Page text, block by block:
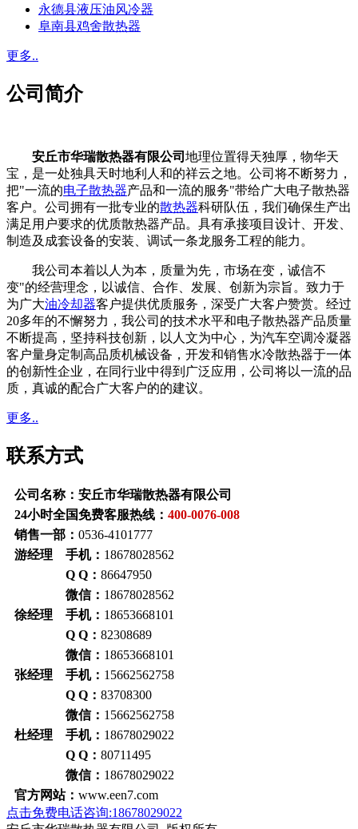
永德县液压油风冷器
阜南县鸡舍散热器
更多..
公司简介
安丘市华瑞散热器有限公司 地理位置得天独厚，物华天
宝，是一处独具天时地利人和的祥云之地。公司将不断努力，
把"一流的电子散热器产品和一流的服务"带给广大电子散热器
客户。公司拥有一批专业的散热器科研队伍，我们确保生产出
满足用户要求的优质散热器产品。具有承接项目设计、开发、
制造及成套设备的安装、调试一条龙服务工程的能力。
我公司本着以人为本，质量为先，市场在变，诚信不
变"的经营理念，以诚信、合作、发展、创新为宗旨。致力于
为广大油冷却器客户提供优质服务，深受广大客户赞赏。经过
20多年的不懈努力，我公司的技术水平和电子散热器产品质量
不断提高，坚持科技创新，以人文为中心，为汽车空调冷凝器
客户量身定制高品质机械设备，开发和销售水冷散热器于一体
的创新性企业，在同行业中得到广泛应用，公司将以一流的品
质，真诚的配合广大客户的的建议。
更多..
联系方式
公司名称：安丘市华瑞散热器有限公司
24小时全国免费客服热线： 400-0076-008
销售一部： 0536-4101777
游经理 手机： 18678028562
Q Q： 86647950
微信： 18678028562
徐经理 手机： 18653668101
Q Q： 82308689
微信： 18653668101
张经理 手机： 15662562758
Q Q： 83708300
微信： 15662562758
杜经理 手机： 18678029022
Q Q： 80711495
微信： 18678029022
官方网站： www.een7.com
点击免费电话咨询:18678029022